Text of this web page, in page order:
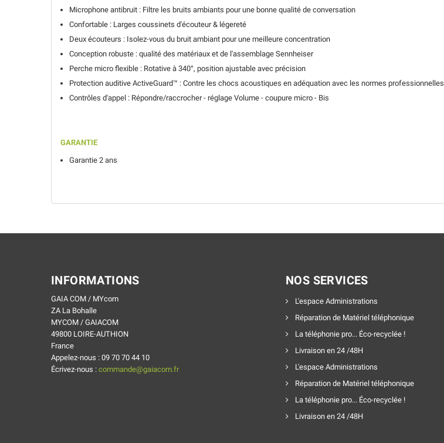
Microphone antibruit : Filtre les bruits ambiants pour une bonne qualité de conversation
Confortable : Larges coussinets d'écouteur & légereté
Deux écouteurs : Isolez-vous du bruit ambiant pour une meilleure concentration
Conception robuste : qualité des matériaux et de l'assemblage Sennheiser
Perche micro flexible : Rotative à 340°, position ajustable avec précision
Protection auditive ActiveGuard™ : Contre les chocs acoustiques en adéquation avec les normes professionnelles
Contrôles d'appel : Répondre/raccrocher - réglage Volume - coupure micro - Bis
GARANTIE
Garantie 2 ans
INFORMATIONS
GAIA COM / MYcom
ZA La Bohalle
MYCOM / GAIACOM
49800 LOIRE-AUTHION
France
Appelez-nous : 09 70 70 44 10
Écrivez-nous : commande@gaiacom.fr
NOS SERVICES
L'espace Administrations
Réparation de Matériel téléphonique
La téléphonie pro... Éco-recyclée !
Livraison en 24 /48H
L'espace Administrations
Réparation de Matériel téléphonique
La téléphonie pro... Éco-recyclée !
Livraison en 24 /48H